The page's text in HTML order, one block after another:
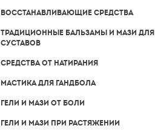
Восстанавливающие средства
Традиционные бальзамы и мази для
суставов
Средства от натирания
Мастика для гандбола
Гели и мази от боли
Гели и мази при растяжении